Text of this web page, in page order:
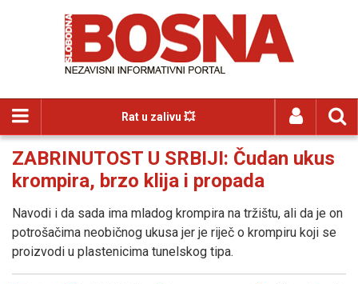
Rat u zalivu 💥
ZABRINUTOST U SRBIJI: Čudan ukus
krompira, brzo klija i propada
Navodi i da sada ima mladog krompira na tržištu, ali da je on
potrošačima neobičnog ukusa jer je riječ o krompiru koji se
proizvodi u plastenicima tunelskog tipa.